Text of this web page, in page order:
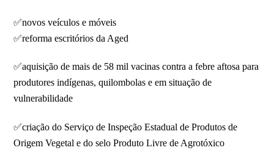
✅novos veículos e móveis
✅reforma escritórios da Aged
✅aquisição de mais de 58 mil vacinas contra a febre aftosa para
produtores indígenas, quilombolas e em situação de
vulnerabilidade
✅criação do Serviço de Inspeção Estadual de Produtos de
Origem Vegetal e do selo Produto Livre de Agrotóxico